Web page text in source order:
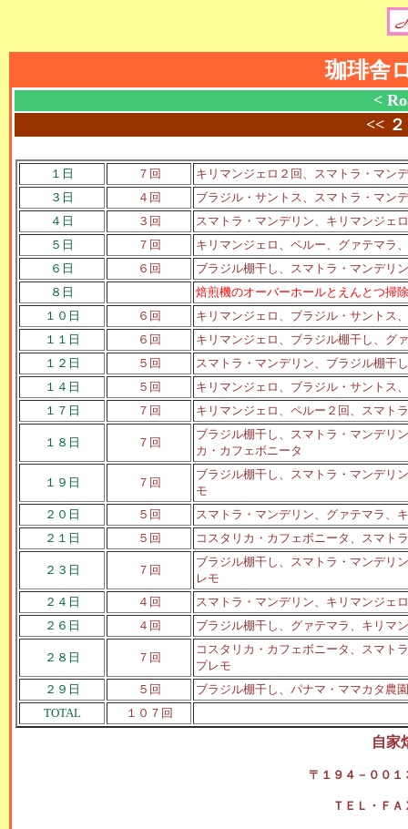
珈琲舎
<
<<
１日 ７回
キリマンジェロ２回、スマトラ・マン
３日
４回
ブラジル・サントス、スマトラ・マン
４日
３回
スマトラ・マンデリン、キリマンジェ
５日
７回
キリマンジェロ、ペルー、グァテマラ
６日
６回
ブラジル棚干し、スマトラ・マンデリ
８日
焙煎機のオーバーホールとえんとつ掃除
１０日
６回
キリマンジェロ、ブラジル・サントス
１１日
６回
キリマンジェロ、ブラジル棚干し、グ
１２日
５回
スマトラ・マンデリン、ブラジル棚干
１４日
５回
キリマンジェロ、ブラジル・サントス
１７日
７回 キリマンジェロ、ペルー２回、スマト
１８日 ７回
ブラジル棚干し、スマトラ・マンデリ
カ・カフェボニータ
１９日 ７回
ブラジル棚干し、スマトラ・マンデリ
モ
２０日
５回
スマトラ・マンデリン、グァテマラ、
２１日
５回 コスタリカ・カフェボニータ、スマト
２３日 ７回
ブラジル棚干し、スマトラ・マンデリ
レモ
２４日
４回
スマトラ・マンデリン、キリマンジェ
２６日
４ 回 ブラジル棚干し、グァテマラ、キリマ
２８日 ７回
コスタリカ・カフェボニータ、スマト
プレモ
２９日
５回
ブラジル棚干し、パナマ・ママカタ農
TOTAL
１０７回
自家
〒１９４－００１
ＴＥＬ・Ｆ